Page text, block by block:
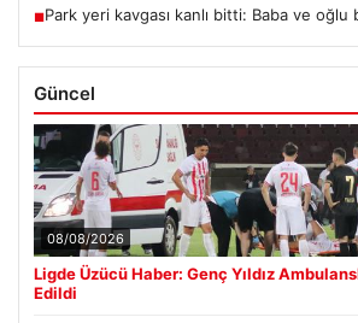
■Park yeri kavgası kanlı bitti: Baba ve oğlu
Güncel
08/08/2026
Ligde Üzücü Haber: Genç Yıldız
Edildi